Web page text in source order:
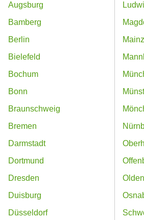
Augsburg
Bamberg
Berlin
Bielefeld
Bochum
Bonn
Braunschweig
Bremen
Darmstadt
Dortmund
Dresden
Duisburg
Düsseldorf
Mainz